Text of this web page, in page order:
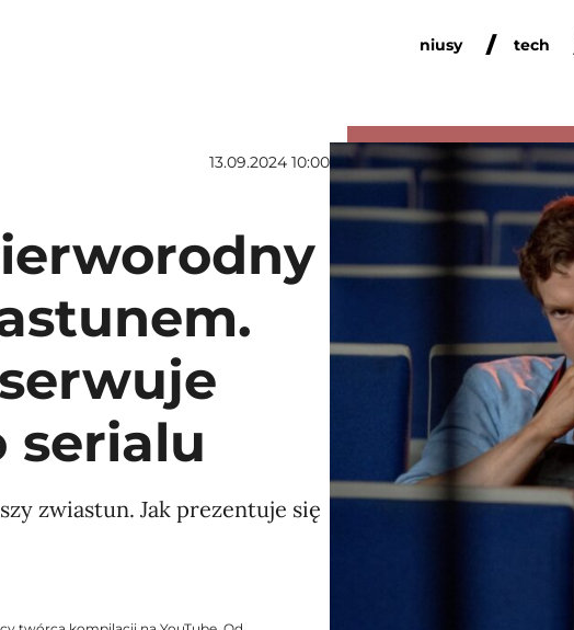
niusy tech
13.09.2024 10:00
serialu
zwiastun. Jak prezentuje się